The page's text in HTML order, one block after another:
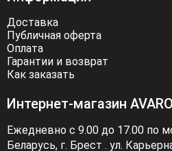
Доставка
Публичная оферта
Оплата
Гарантии и возврат
Как заказать
Интернет-магазин AVARO
Ежедневно с 9.00 до 17.00 по
Беларусь, г. Брест . ул.